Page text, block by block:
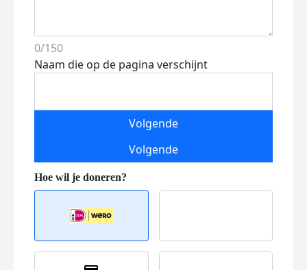
0/150
Naam die op de pagina verschijnt
Volgende
Volgende